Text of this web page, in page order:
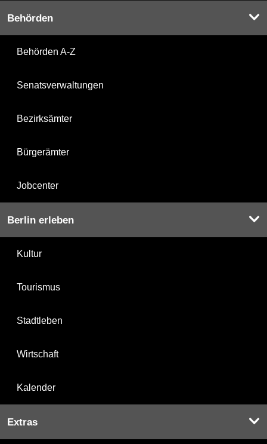
Behörden
Behörden A-Z
Senatsverwaltungen
Bezirksämter
Bürgerämter
Jobcenter
Berlin erleben
Kultur
Tourismus
Stadtleben
Wirtschaft
Kalender
Extras